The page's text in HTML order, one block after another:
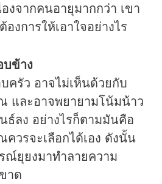
งจากคนอายุมากกว่า เขา
งการให้เอาใจอย่างไร
ข้าง
ครัว อาจไม่เห็นด้วยกับ
และอาจพยายามโน้มน้าว
ลง อย่างไรก็ตามมันคือ
วรจะเลือกได้เอง ดังนั้น
ณ์ยุยงมาทำลายความ
าด